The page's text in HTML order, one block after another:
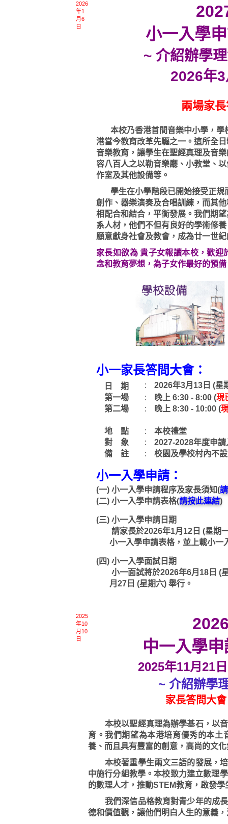
2026
年1
月6
日
小一入學
~ 介紹辦學
2026年
兩場家
本校乃香港首間音樂中小學，學
港當今教育改革先驅之一。這所全
音樂教育，讓學生在聖經真理及音
容八百人之以勒音樂廳、小教堂、
作室及其他設備等。
學生在小學階段已開始接受正規
創作、器樂演奏及合唱訓練，而其
相配合和結合，平衡發展。我們期
系人材，他們不但有良好的學術修
願意獻身社會及教會，成為廿一世
家長如欲為 貴子女報讀本校，歡
念和教育夢想，為子女作最好的預備
小一家長答問大會：
日 期 :
2026年3月13日 (星
第一場
: 晚上 6:30 - 8:00 (現
第二場
: 晚上 8:30 - 10:00 (
地 點 :
本校禮堂
對 象
:
2027-2028年度申
備 註
: 校園及學校村內不
小一入學申請：
(一) 小一入學申請程序及家長須知(
(二) 小一入學申請表格(請按此連結)
(三) 小一入學申請日期
請家長於2026年1月12日 (星期
小一入學申請表格，並上載小一
(四) 小一入學面試日期
小一面試將於2026年6月18日 (
月27日 (星期六) 舉行。
2025
年10
月10
日
中一入學
2025年11月21
~ 介紹辦學
家長答問大
本校以聖經真理為辦學基石，以音
育。我們期望為本港培育優秀的本土
養、而且具有豐富的創意，高尚的文
本校著重學生兩文三語的發展，培
中施行分組教學。本校致力建立數理
的數理人才，推動STEM教育，啟發
我們深信品格教育對青少年的成長
德和價值觀，讓他們明白人生的意義